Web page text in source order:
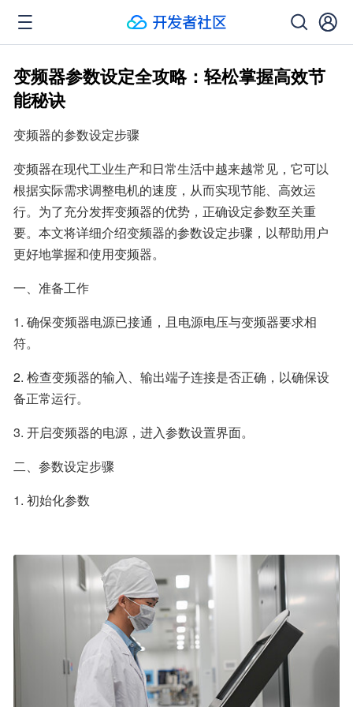
变频器参数设定全攻略：轻松掌握高效节
能秘诀
变频器的参数设定步骤
变频器在现代工业生产和日常生活中越来越常见，它可以
根据实际需求调整电机的速度，从而实现节能、高效运
行。为了充分发挥变频器的优势，正确设定参数至关重
要。本文将详细介绍变频器的参数设定步骤，以帮助用户
更好地掌握和使用变频器。
一、准备工作
1. 确保变频器电源已接通，且电源电压与变频器要求相
符。
2. 检查变频器的输入、输出端子连接是否正确，以确保设
备正常运行。
3. 开启变频器的电源，进入参数设置界面。
二、参数设定步骤
1. 初始化参数